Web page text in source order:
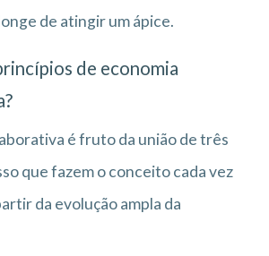
de atingir um ápice.
de economia
é fruto da união de três
que fazem o conceito cada vez
da evolução ampla da